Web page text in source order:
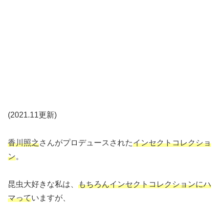
(2021.11更新)
香川照之さんがプロデュースされたインセクトコレクショ
ン。
昆虫大好きな私は、 もちろんインセクトコレクションにハ
マっていますが、